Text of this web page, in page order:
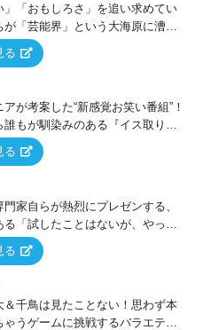
」「おもしろさ」を追い求めてい
が「芸能界」という大海原に漕ぎ
たなオモシロ人間を発掘する！
る
が考案した“新感覚お笑い番組”！
誰もが馴染みのある『イス取りゲ
ースに、大喜利・ギャグ・モノボ
様々なお題で芸人がショートネ
！
る
家自らが熱烈にプレゼンする、
「試したことはないが、やって
なる！…ハズ」という“机上の空
人らがカラダを張って挑む！
る
＆千鳥は見たことない！思わず本
ゃうゲームに挑戦するバラエティ